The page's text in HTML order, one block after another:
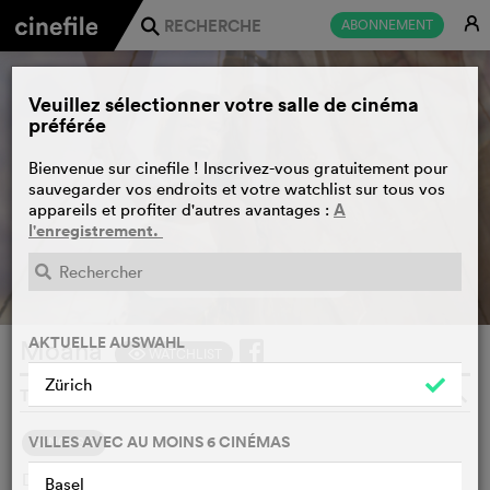
ABONNEMENT E
j
Moana WATCHLIST
THOMAS KAIL, USA, 2026
SYNOPSIS
Dans l'ancienne Polynésie, lorsqu'une terrible malédiction
Veuillez sélectionner votre salle de cinéma
préférée
Bienvenue sur cinefile ! Inscrivez-vous gratuitement pour
sauvegarder vos endroits et votre watchlist sur tous vos
appareils et profiter d'autres avantages : A
l'enregistrement.
AKTUELLE AUSWAHL
Zürich
VILLES AVEC AU MOINS 6 CINÉMAS
Basel